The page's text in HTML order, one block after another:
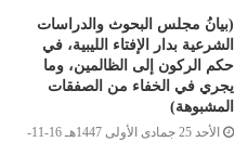
(بيانُ مجلس البحوث والدراسات
الشرعية بدار الإفتاء الليبية، في
حكم الركون إلى الظالمين، وما
يجري في الخفاء من الصفقات
المشبوهة)
الأحد 25 جمادى الأولى 1447هـ 16-11-